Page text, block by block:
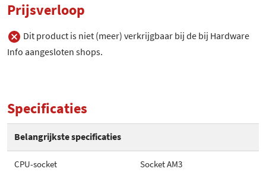
Prijsverloop
Dit product is niet (meer) verkrijgbaar bij de bij Hardware
Info aangesloten shops.
Specificaties
Belangrijkste specificaties
CPU-socket Socket AM3